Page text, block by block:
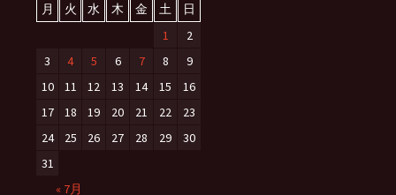
月
火 水 木 金 土
日
1
2
3
4 5 6 7 8
9
10
11 12 13 14 15
16
17
18 19 20 21 22
23
24
25 26 27 28 29
30
31
« 7月